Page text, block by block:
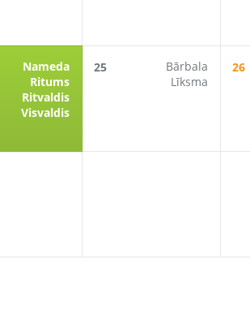
Nameda
Ritums
Ritvaldis
Visvaldis
25
Bārbala
Līksma
26